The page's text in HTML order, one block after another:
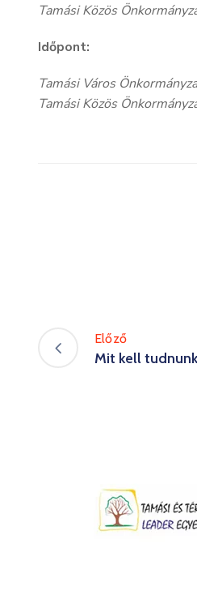
Tamási Közös
Időpont:
Tamási Város
Tamási Közös
Előző
Mit kell tudnunk